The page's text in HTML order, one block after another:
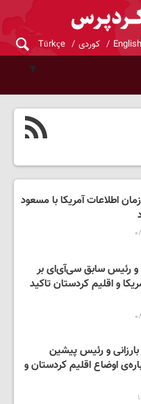
English کوردی Türkçe
اطلاعات آمریکا با مسعود
و رئیس سابق سی‌آی‌ای بر
و اقلیم کردستان تاکید
و رئیس پیشین
اوضاع اقلیم کردستان و